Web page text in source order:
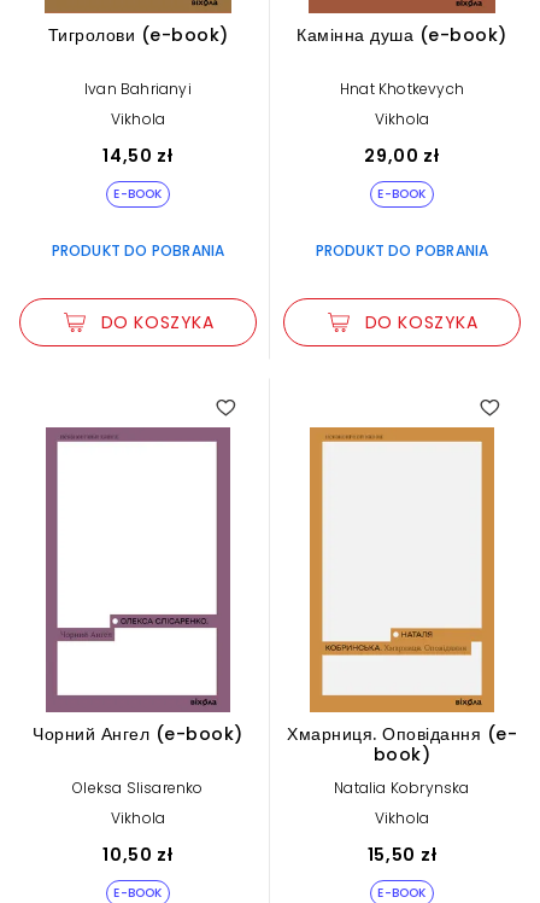
Тигролови (e-book)
Ivan Bahrianyi
Vikhola
14,50 zł
E-BOOK
PRODUKT DO POBRANIA
DO KOSZYKA
Камінна душа (e-book)
Hnat Khotkevych
Vikhola
29,00 zł
E-BOOK
PRODUKT DO POBRANIA
DO KOSZYKA
Чорний Ангел (e-book)
Oleksa Slisarenko
Vikhola
10,50 zł
E-BOOK
Хмарниця. Оповідання (e-
book)
Natalia Kobrynska
Vikhola
15,50 zł
E-BOOK